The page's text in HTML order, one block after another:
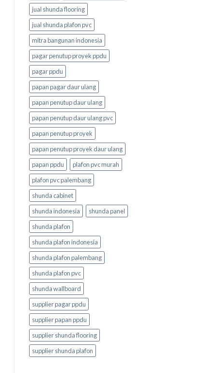
jual shunda flooring
jual shunda plafon pvc
mitra bangunan indonesia
pagar penutup proyek ppdu
pagar ppdu
papan pagar daur ulang
papan penutup daur ulang
papan penutup daur ulang pvc
papan penutup proyek
papan penutup proyek daur ulang
papan ppdu
plafon pvc murah
plafon pvc palembang
shunda cabinet
shunda indonesia
shunda panel
shunda plafon
shunda plafon indonesia
shunda plafon palembang
shunda plafon pvc
shunda wallboard
supplier pagar ppdu
supplier papan ppdu
supplier shunda flooring
supplier shunda plafon